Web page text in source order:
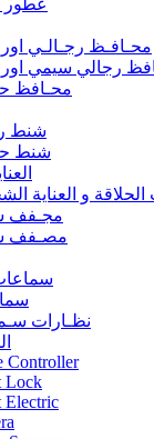
محـافـظ رجـالـي
رجالي سيمي
محـافظ
شنط
شنط
الحلاقة و العناية
مجـفف
مصـفف
نظـارات
Controller
Lock
Electric